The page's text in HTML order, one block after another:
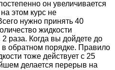
он увеличивается
этом курс не
нужно принять 40
жидкости
2 раза. Когда вы дойдете до
в обратном порядке. Правило
тоже действует с 25
делается перерыв на